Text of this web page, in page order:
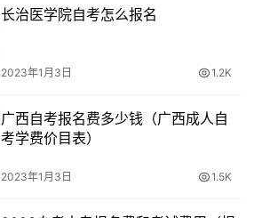
长治医学院自考怎么报名
2023年1月3日 1.2K
广西自考报名费多少钱（广西成人自
考学费价目表）
2023年1月3日 1.5K